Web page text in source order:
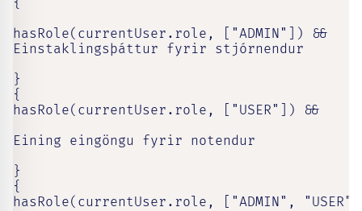
{
hasRole(currentUser.role, ["ADMIN"]) &&
Einstaklingsþáttur fyrir stjórnendur
}
{
hasRole(currentUser.role, ["USER"]) &&
Eining eingöngu fyrir notendur
}
{
hasRole(currentUser.role, ["ADMIN",